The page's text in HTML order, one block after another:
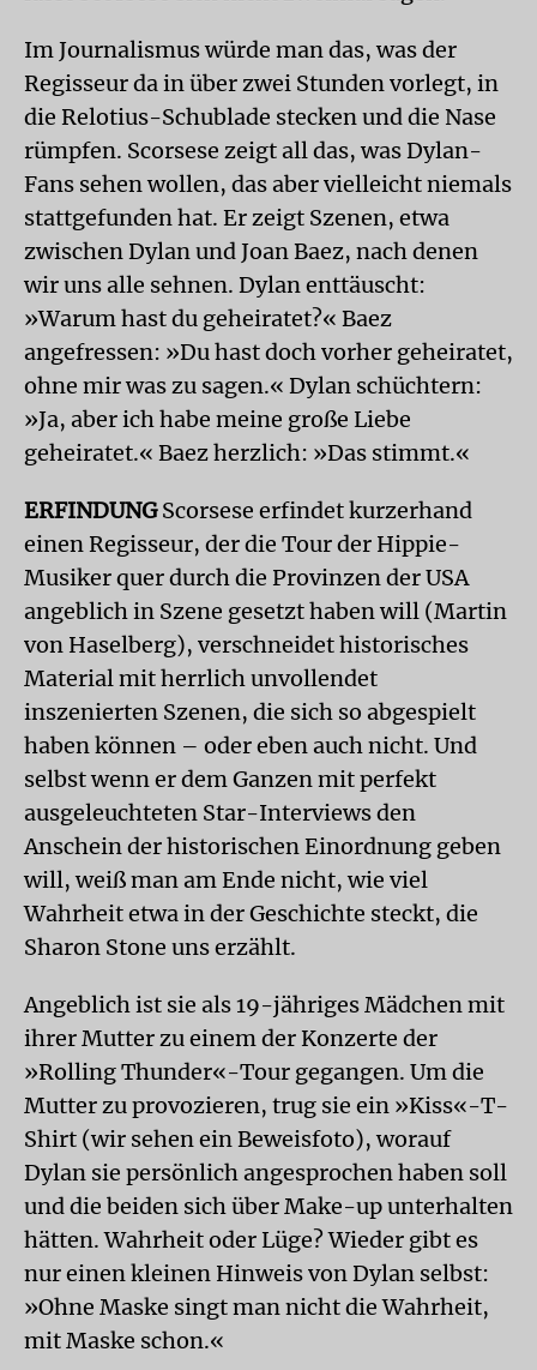
Im Journalismus würde man das, was der
Regisseur da in über zwei Stunden vorlegt, in
die Relotius-Schublade stecken und die Nase
rümpfen. Scorsese zeigt all das, was Dylan-
Fans sehen wollen, das aber vielleicht niemals
stattgefunden hat. Er zeigt Szenen, etwa
zwischen Dylan und Joan Baez, nach denen
wir uns alle sehnen. Dylan enttäuscht:
»Warum hast du geheiratet?« Baez
angefressen: »Du hast doch vorher geheiratet,
ohne mir was zu sagen.« Dylan schüchtern:
»Ja, aber ich habe meine große Liebe
geheiratet.« Baez herzlich: »Das stimmt.«
ERFINDUNGScorsese erfindet kurzerhand
einen Regisseur, der die Tour der Hippie-
Musiker quer durch die Provinzen der USA
angeblich in Szene gesetzt haben will (Martin
von Haselberg), verschneidet historisches
Material mit herrlich unvollendet
inszenierten Szenen, die sich so abgespielt
haben können – oder eben auch nicht. Und
selbst wenn er dem Ganzen mit perfekt
ausgeleuchteten Star-Interviews den
Anschein der historischen Einordnung geben
will, weiß man am Ende nicht, wie viel
Wahrheit etwa in der Geschichte steckt, die
Sharon Stone uns erzählt.
Angeblich ist sie als 19-jähriges Mädchen mit
ihrer Mutter zu einem der Konzerte der
»Rolling Thunder«-Tour gegangen. Um die
Mutter zu provozieren, trug sie ein »Kiss«-T-
Shirt (wir sehen ein Beweisfoto), worauf
Dylan sie persönlich angesprochen haben soll
und die beiden sich über Make-up unterhalten
hätten. Wahrheit oder Lüge? Wieder gibt es
nur einen kleinen Hinweis von Dylan selbst:
»Ohne Maske singt man nicht die Wahrheit,
mit Maske schon.«